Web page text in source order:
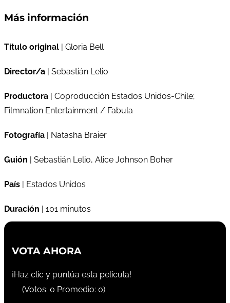
Más información
Título original | Gloria Bell
Director/a | Sebastián Lelio
Productora | Coproducción Estados Unidos-Chile;
Filmnation Entertainment / Fabula
Fotografía | Natasha Braier
Guión | Sebastián Lelio, Alice Johnson Boher
País | Estados Unidos
Duración | 101 minutos
VOTA AHORA
¡Haz clic y puntúa esta película!
(Votos: 0 Promedio: 0)